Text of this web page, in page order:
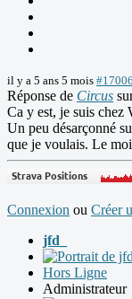
il y a 5 ans 5 mois
Réponse de Circus
Ca y est, je suis chez
Un peu désarçonné
que je voulais. Le
Connexion ou Créer
jfd_
Hors Ligne
Administrateur